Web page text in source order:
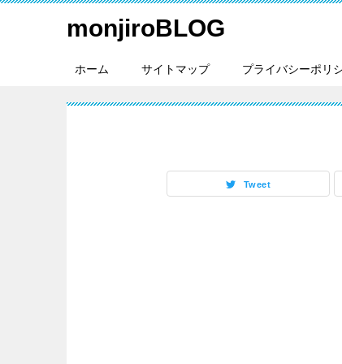
monjiroBLOG
ホーム サイトマップ プライバシーポリ
Tweet